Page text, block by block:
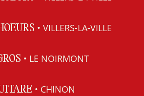
• VILLERS-LA-VILLE
• LE NOIRMONT
• CHINON